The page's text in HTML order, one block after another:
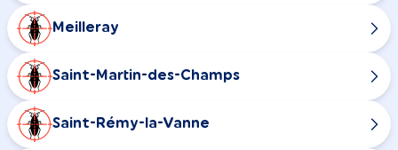
Meilleray
Saint-Martin-des-Champs
Saint-Rémy-la-Vanne